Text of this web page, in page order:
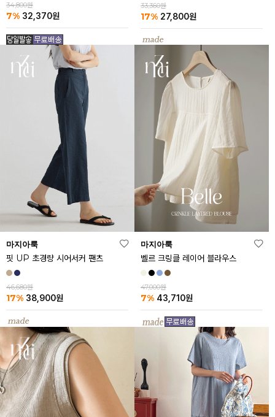
34,800원
7% 32,370원
33,360원
17% 27,800원
마지아룩
핏 UP 초경량 시어서커 팬츠
46,680원
17% 38,900원
마지아룩
벨르 크링클 레이어 블라우스
47,000원
7% 43,710원